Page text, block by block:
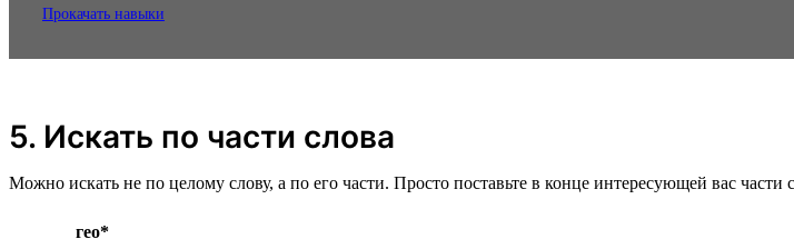
Прокачать навыки
5. Искать по части слова
Можно искать не по целому слову, а по его части. Просто поставьте в конце интересующей вас части
гео*